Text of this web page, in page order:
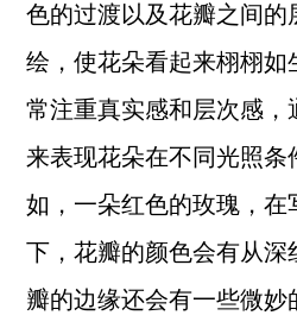
色的过渡以及花瓣之间的
绘，使花朵看起来栩栩
常注重真实感和层次感
来表现花朵在不同光照条
如，一朵红色的玫瑰，在
下，花瓣的颜色会有从
瓣的边缘还会有一些微妙